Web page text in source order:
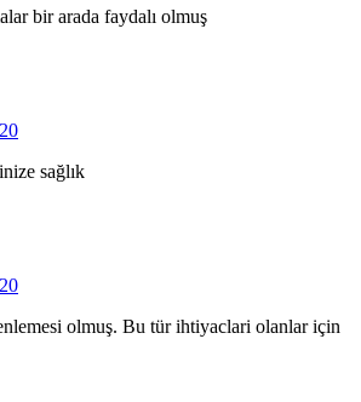
bir arada faydalı olmuş
sağlık
olmuş. Bu tür ihtiyaclari olanlar için